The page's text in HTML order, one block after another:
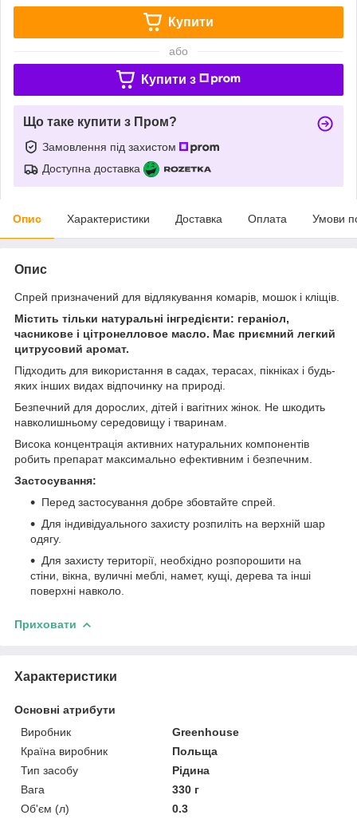
Купити
або
Купити з
Що таке купити з Пром?
Замовлення під захистом
Доступна доставка
Опис Характеристики Доставка Оплата Умови
Опис
Спрей призначений для відлякування комарів, мошок і кліщів.
Містить тільки натуральні інгредієнти: гераніол,
часникове і цітронелловое масло. Має приємний легкий
цитрусовий аромат.
Підходить для використання в садах, терасах, пікніках і будь-
яких інших видах відпочинку на природі.
Безпечний для дорослих, дітей і вагітних жінок. Не шкодить
навколишньому середовищу і тваринам.
Висока концентрація активних натуральних компонентів
робить препарат максимально ефективним і безпечним.
Застосування:
Перед застосування добре збовтайте спрей.
Для індивідуального захисту розпиліть на верхній шар
одягу.
Для захисту території, необхідно розпорошити на
стіни, вікна, вуличні меблі, намет, кущі, дерева та інші
поверхні навколо.
Приховати
Характеристики
Основні атрибути
Виробник
Greenhouse
Країна виробник
Польща
Тип засобу
Рідина
Вага
330 г
Об'єм (л)
0.3